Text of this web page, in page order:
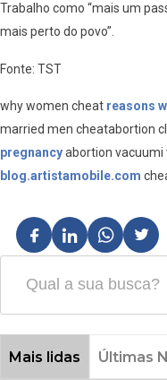
Trabalho como “mais um
mais perto do povo”.
Fonte: TST
why women cheat reasons
married men cheatabortion
pregnancyabortion
blog.artistamobile.com
Mais lidas Últimas